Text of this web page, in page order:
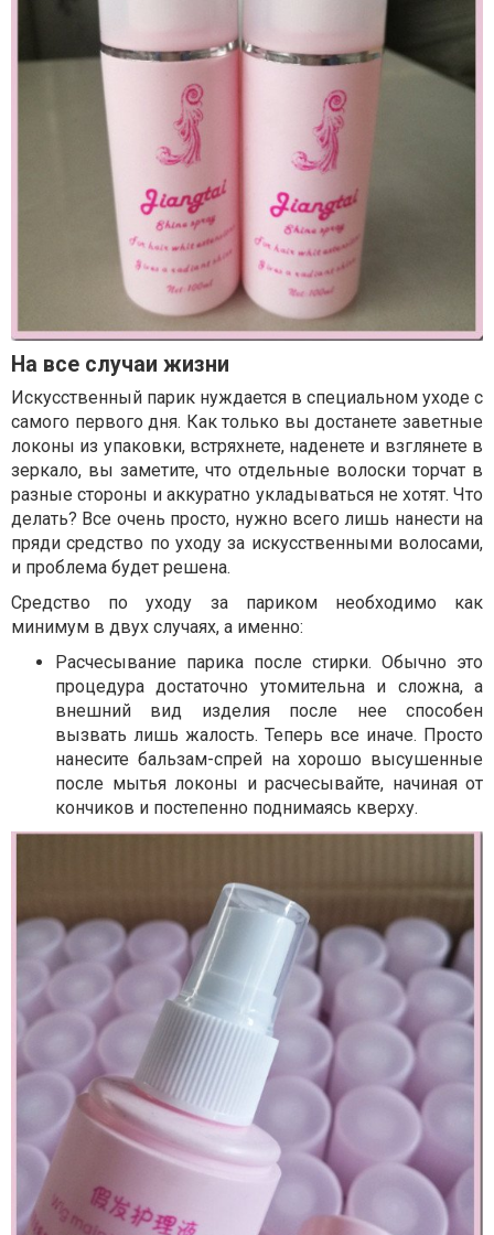
На все случаи жизни
Искусственный парик нуждается в специальном уходе с
самого первого дня. Как только вы достанете заветные
локоны из упаковки, встряхнете, наденете и взглянете в
зеркало, вы заметите, что отдельные волоски торчат в
разные стороны и аккуратно укладываться не хотят. Что
делать? Все очень просто, нужно всего лишь нанести на
пряди средство по уходу за искусственными волосами,
и проблема будет решена.
Средство по уходу за париком необходимо как
минимум в двух случаях, а именно:
Расчесывание парика после стирки. Обычно это
процедура достаточно утомительна и сложна, а
внешний вид изделия после нее способен
вызвать лишь жалость. Теперь все иначе. Просто
нанесите бальзам-спрей на хорошо высушенные
после мытья локоны и расчесывайте, начиная от
кончиков и постепенно поднимаясь кверху.